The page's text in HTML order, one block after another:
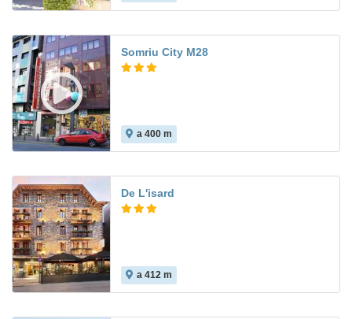
Somriu City M28
a 400 m
De L'isard
a 412 m